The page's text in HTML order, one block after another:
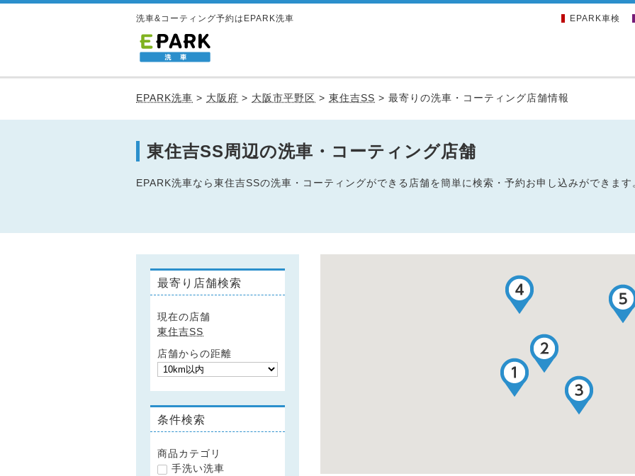
洗車&コーティング予約はEPARK洗車 EPARK車検
EPARK洗車 > 大阪府 > 大阪市平野区 > 東住吉SS > 最寄りの洗車・コーティング店舗情報
東住吉SS周辺の洗車・コーティング店舗
EPARK洗車なら東住吉SSの洗車・コーティングができる店舗を簡単に検索・予約お申し込みができます
最寄り店舗検索
現在の店舗
東住吉SS
店舗からの距離
条件検索
商品カテゴリ
手洗い洗車